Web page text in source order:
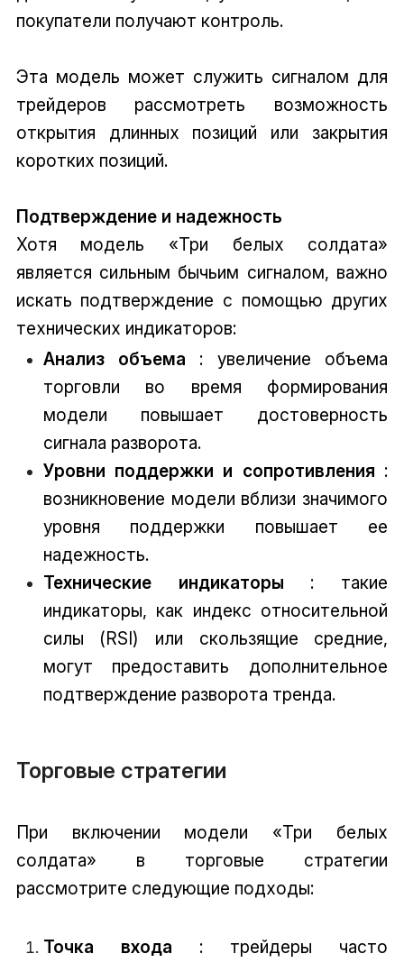
покупатели получают контроль.
Эта модель может служить сигналом для
трейдеров рассмотреть возможность
открытия длинных позиций или закрытия
коротких позиций.
Подтверждение и надежность
Хотя модель «Три белых солдата»
является сильным бычьим сигналом, важно
искать подтверждение с помощью других
технических индикаторов:
Анализ объема : увеличение объема
торговли во время формирования
модели повышает достоверность
сигнала разворота.
Уровни поддержки и сопротивления :
возникновение модели вблизи значимого
уровня поддержки повышает ее
надежность.
Технические индикаторы : такие
индикаторы, как индекс относительной
силы (RSI) или скользящие средние,
могут предоставить дополнительное
подтверждение разворота тренда.
Торговые стратегии
При включении модели «Три белых
солдата» в торговые стратегии
рассмотрите следующие подходы:
Точка входа : трейдеры часто